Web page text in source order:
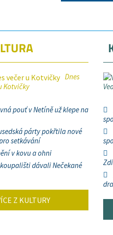
Dnes
Kotvičky
pouť v Netíně už klepe na
párty pokřtila nové
setkávání
v kovu a ohni
dávali Nečekané
Z KULTURY